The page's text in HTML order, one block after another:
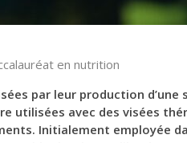
en nutrition
par leur production d’une
utilisées avec des visées
Initialement employée